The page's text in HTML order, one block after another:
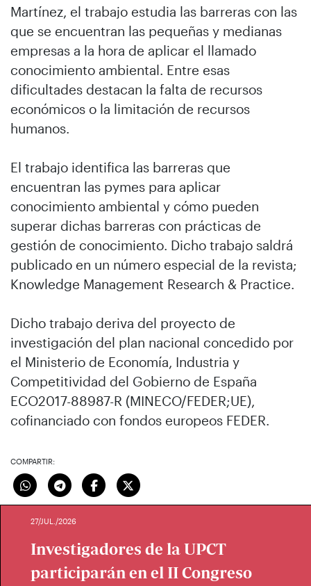
Martínez, el trabajo estudia las barreras con las
que se encuentran las pequeñas y medianas
empresas a la hora de aplicar el llamado
conocimiento ambiental. Entre esas
dificultades destacan la falta de recursos
económicos o la limitación de recursos
humanos.
El trabajo identifica las barreras que
encuentran las pymes para aplicar
conocimiento ambiental y cómo pueden
superar dichas barreras con prácticas de
gestión de conocimiento. Dicho trabajo saldrá
publicado en un número especial de la revista;
Knowledge Management Research & Practice.
Dicho trabajo deriva del proyecto de
investigación del plan nacional concedido por
el Ministerio de Economía, Industria y
Competitividad del Gobierno de España
ECO2017-88987-R (MINECO/FEDER;UE),
cofinanciado con fondos europeos FEDER.
COMPARTIR:
27/JUL./2026
Investigadores de la UPCT
participarán en el II Congreso